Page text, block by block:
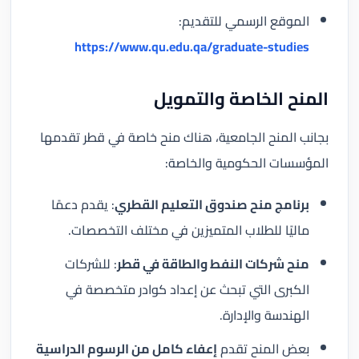
الموقع الرسمي للتقديم:
https://www.qu.edu.qa/graduate-studies
المنح الخاصة والتمويل
بجانب المنح الجامعية، هناك منح خاصة في قطر تقدمها
المؤسسات الحكومية والخاصة:
برنامج منح صندوق التعليم القطري: يقدم دعمًا
ماليًا للطلاب المتميزين في مختلف التخصصات.
منح شركات النفط والطاقة في قطر: للشركات
الكبرى التي تبحث عن إعداد كوادر متخصصة في
الهندسة والإدارة.
بعض المنح تقدمإعفاء كامل من الرسوم الدراسية